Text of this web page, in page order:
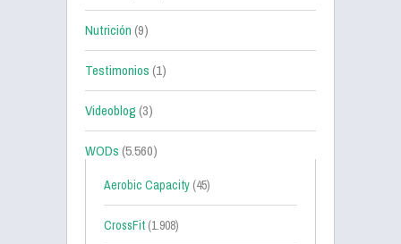
Nutrición(9)
Testimonios(1)
Videoblog(3)
WODs(5.560)
Aerobic Capacity (45)
CrossFit (1.908)